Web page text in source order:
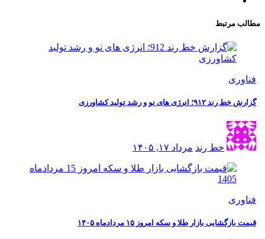
مطالب مرتبط
فناوری
گزارش خط رند ۹۱۲؛ انرژی های نو و رشد تولید کشاورزی
خط رند مرداد ۱۷, ۱۴۰۵
فناوری
قیمت بازگشایی بازار طلا و سکه امروز ۱۵ مردادماه ۱۴۰۵